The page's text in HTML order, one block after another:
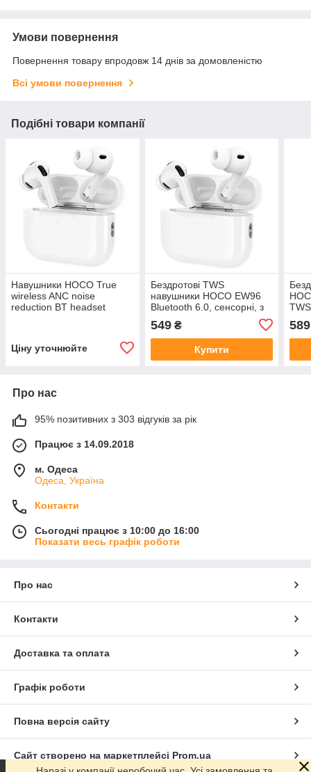
Умови повернення
Повернення товару впродовж 14 днів за домовленістю
Всі умови повернення
Подібні товари компанії
Навушники HOCO True
wireless ANC noise
reduction BT headset
Ціну уточнюйте
Бездротові TWS
навушники HOCO EW96
Bluetooth 6.0, сенсорні, з
мікрофоном, кейс 300 мАг,
до 4 годин
549₴
Купити
589
Про нас
95% позитивних з 303 відгуків за рік
Працює з 14.09.2018
м. Одеса
Одеса, Україна
Контакти
Сьогодні працює з 10:00 до 16:00
Показати весь графік роботи
Про нас
Контакти
Доставка та оплата
Графік роботи
Повна версія сайту
Сайт створено на маркетплейсі Prom.ua